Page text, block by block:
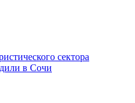
сектора
в Сочи